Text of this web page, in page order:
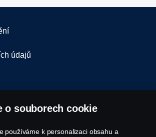
údajů
podmínky
předpisů
o souborech cookie
používáme k personalizaci obsahu a